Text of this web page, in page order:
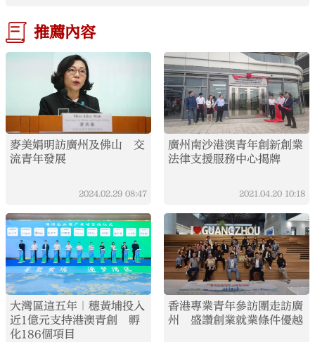
推薦內容
麥美娟明訪廣州及佛山 交
流青年發展
2024.02.29 08:47
廣州南沙港澳青年創新創業
法律支援服務中心揭牌
2021.04.20 10:18
大灣區這五年｜穗黃埔投入
近1億元支持港澳青創 孵
化186個項目
香港專業青年參訪團走訪廣
州 盛讚創業就業條件優越